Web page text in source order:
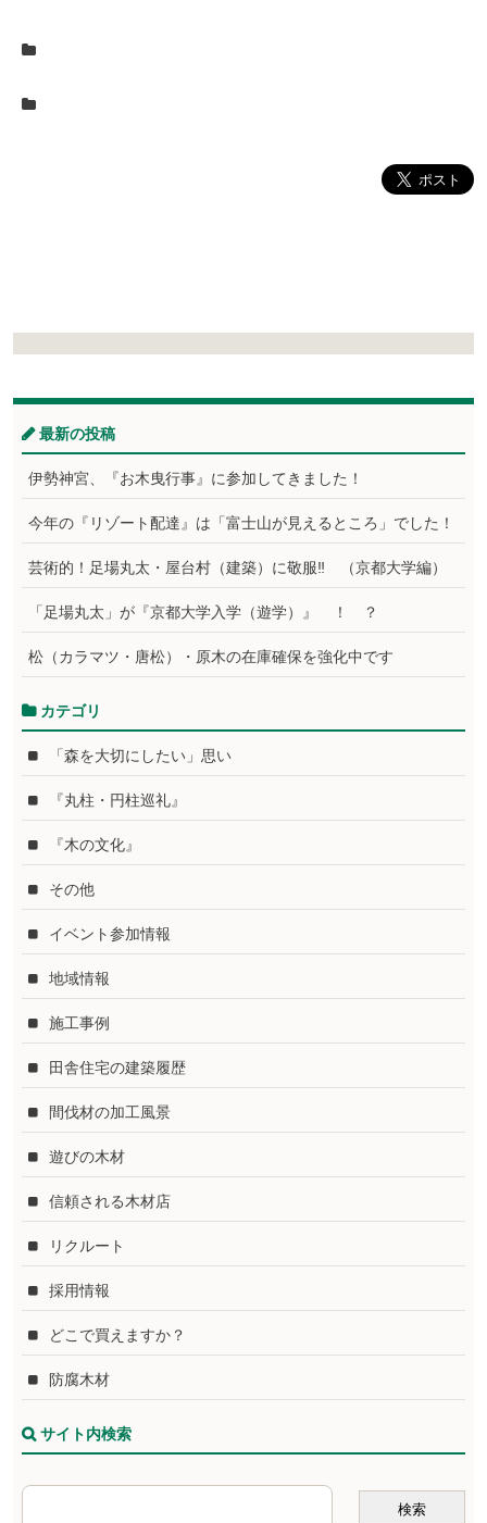
最新の投稿
伊勢神宮、『お木曳行事』に参加してきました！
今年の『リゾート配達』は「富士山が見えるところ」でした！
芸術的！足場丸太・屋台村（建築）に敬服‼ （京都大学編）
「足場丸太」が『京都大学入学（遊学）』 ！ ？
松（カラマツ・唐松）・原木の在庫確保を強化中です
カテゴリ
「森を大切にしたい」思い
『丸柱・円柱巡礼』
『木の文化』
その他
イベント参加情報
地域情報
施工事例
田舎住宅の建築履歴
間伐材の加工風景
遊びの木材
信頼される木材店
リクルート
採用情報
どこで買えますか？
防腐木材
サイト内検索